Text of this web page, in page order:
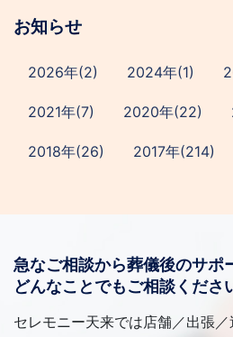
お知らせ
2026年(2) 2024年(1)
2021年(7) 2020年(22)
2018年(26) 2017年(214)
急なご相談から葬儀後のサポ
どんなことでもご相談くださ
セレモニー天来では店舗／出張